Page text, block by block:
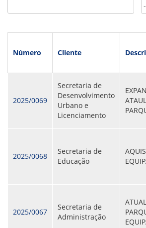
LOCALIZAÇÃO
GOVERNANÇA
NOTÍCIAS
COMISSÕES
LICITAÇÕES
ATAS DE REGISTRO DE PREÇOS
GESTÃO DE PESSOAS
PARTICIPAÇÃO NOS LUCROS
CONSULTA MEUS
CONSULTA TODOS
CONSULTA
Número Cliente
2025/0069
Secretaria de
Desenvolvimento
Urbano e
Licenciamento
2025/0068
Secretaria de
Educação
2025/0067
Secretaria de
Administração